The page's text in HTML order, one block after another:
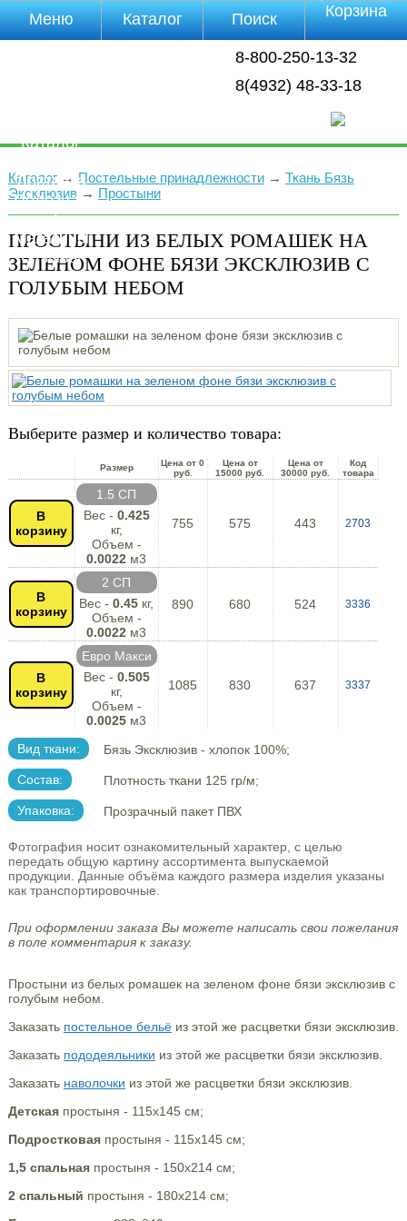
8-800-250-13-32
8(4932) 48-33-18
Каталог→ Постельные принадлежности→ Ткань Бязь
Эксклюзив→ Простыни
ПРОСТЫНИ ИЗ БЕЛЫХ РОМАШЕК НА
ЗЕЛЕНОМ ФОНЕ БЯЗИ ЭКСКЛЮЗИВ С
ГОЛУБЫМ НЕБОМ
Выберите размер и количество товара:
Размер
Цена от 0
руб.
Цена от
15000 руб.
Цена от
30000 руб.
Код
товара
В
корзину
1.5 СП
Вес - 0.425
кг,
Объем -
0.0022 м3
755 575 443 2703
В
корзину
2 СП
Вес -0.45 кг,
Объем -
0.0022 м3
890 680 524 3336
В
корзину
Евро Макси
Вес - 0.505
кг,
Объем -
0.0025 м3
1085 830 637 3337
Вид ткани: Бязь Эксклюзив - хлопок 100%;
Состав: Плотность ткани 125 гр/м;
Упаковка: Прозрачный пакет ПВХ
Фотография носит ознакомительный характер, с целью
передать общую картину ассортимента выпускаемой
продукции. Данные объёма каждого размера изделия указаны
как транспортировочные.
При оформлении заказа Вы можете написать свои пожелания
в поле комментария к заказу.
Простыни из белых ромашек на зеленом фоне бязи эксклюзив с
голубым небом.
Заказать постельное бельёиз этой же расцветки бязи эксклюзив.
Заказать пододеяльники из этой же расцветки бязи эксклюзив.
Заказать наволочки из этой же расцветки бязи эксклюзив.
Детскаяпростыня - 115х145 см;
Подростковаяпростыня - 115х145 см;
1,5 спальнаяпростыня - 150х214 см;
2 спальный простыня - 180х214 см;
Меню
Каталог
Доставка
Полезная
инфа
Магазины
Отзывы
Видео
Каталог Поиск Корзина